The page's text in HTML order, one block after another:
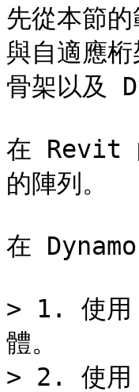
先從本節
與自適應
骨架以及
在 Revit
的陣列。
在
> 1. 使用
體。
> 2. 使用